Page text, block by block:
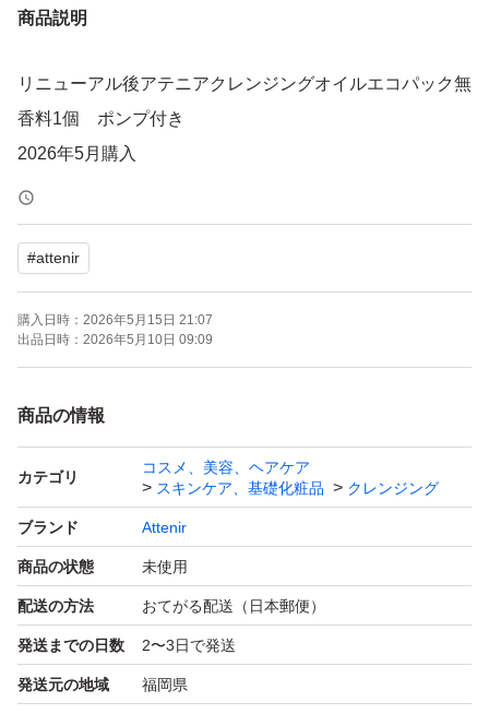
商品説明
リニューアル後アテニアクレンジングオイルエコパック無
香料1個 ポンプ付き
2026年5月購入
#attenir
購入日時： 2026年5月15日 21:07
出品日時： 2026年5月10日 09:09
商品の情報
カテゴリ
コスメ、美容、ヘアケア
スキンケア、基礎化粧品
クレンジング
ブランド Attenir
商品の状態 未使用
配送の方法 おてがる配送（日本郵便）
発送までの日数 2〜3日で発送
発送元の地域 福岡県